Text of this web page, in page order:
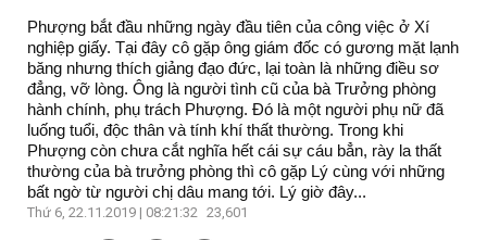
Phượng bắt đầu những ngày đầu tiên của công việc ở Xí
nghiệp giấy. Tại đây cô gặp ông giám đốc có gương mặt lạnh
băng nhưng thích giảng đạo đức, lại toàn là những điều sơ
đẳng, vỡ lòng. Ông là người tình cũ của bà Trưởng phòng
hành chính, phụ trách Phượng. Đó là một người phụ nữ đã
luống tuổi, độc thân và tính khí thất thường. Trong khi
Phượng còn chưa cắt nghĩa hết cái sự cáu bẳn, rày la thất
thường của bà trưởng phòng thì cô gặp Lý cùng với những
bất ngờ từ người chị dâu mang tới. Lý giờ đây...
Thứ 6, 22.11.2019 | 08:21:32 23,601